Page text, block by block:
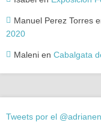
Manuel Perez Torres
2020
Maleni en Cabalgata
Tweets por el